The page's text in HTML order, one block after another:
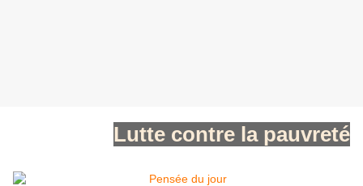
Lutte contre la pauvreté